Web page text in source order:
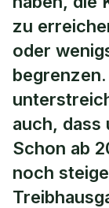
zu
oder
auch, dass
Schon ab
noch